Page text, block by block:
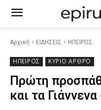
Αρχική ΕΙΔΗΣΕΙΣ ΗΠΕΙΡΟΣ
ΗΠΕΙΡΟΣ ΚΥΡΙΟ ΑΡΘΡΟ
Πρώτη
και τα